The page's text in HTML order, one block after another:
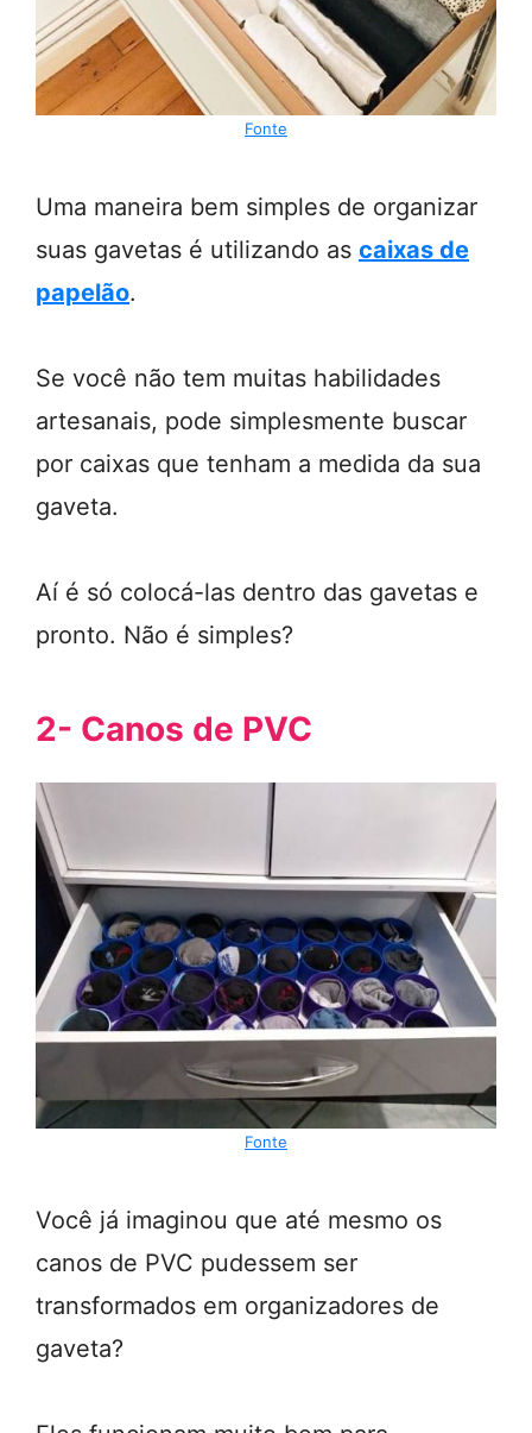
Fonte
Uma maneira bem simples de organizar
suas gavetas é utilizando as caixas de
papelão.
Se você não tem muitas habilidades
artesanais, pode simplesmente buscar
por caixas que tenham a medida da sua
gaveta.
Aí é só colocá-las dentro das gavetas e
pronto. Não é simples?
2- Canos de PVC
Fonte
Você já imaginou que até mesmo os
canos de PVC pudessem ser
transformados em organizadores de
gaveta?